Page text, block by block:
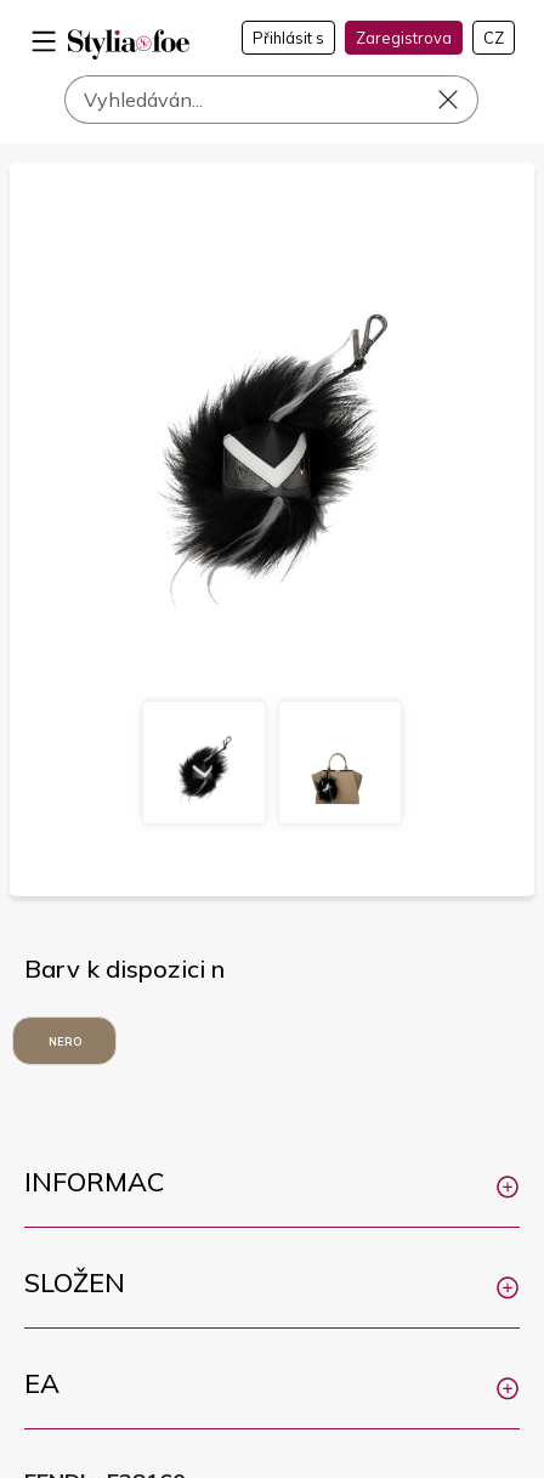
Přihlásit s Zaregistrova CZ
Barv k dispozici n
NERO
INFORMAC
SLOŽEN
EA